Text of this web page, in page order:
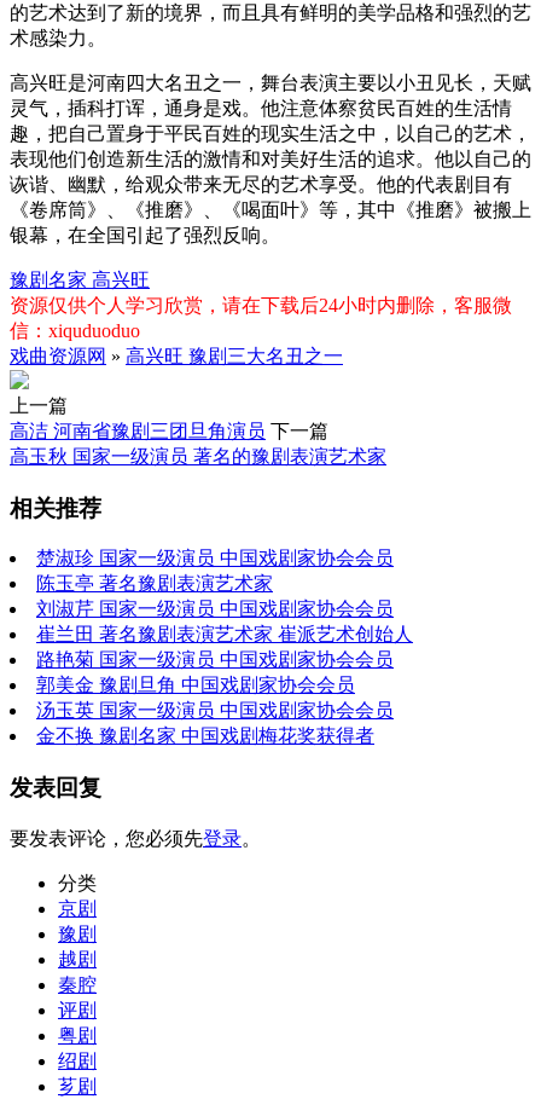
的艺术达到了新的境界，而且具有鲜明的美学品格和强烈的艺
术感染力。
高兴旺是河南四大名丑之一，舞台表演主要以小丑见长，天赋
灵气，插科打诨，通身是戏。他注意体察贫民百姓的生活情
趣，把自己置身于平民百姓的现实生活之中，以自己的艺术，
表现他们创造新生活的激情和对美好生活的追求。他以自己的
诙谐、幽默，给观众带来无尽的艺术享受。他的代表剧目有
《卷席筒》、《推磨》、《喝面叶》等，其中《推磨》被搬上
银幕，在全国引起了强烈反响。
豫剧名家 高兴旺
资源仅供个人学习欣赏，请在下载后24小时内删除，客服微
信：xiquduoduo
戏曲资源网 » 高兴旺 豫剧三大名丑之一
上一篇
高洁 河南省豫剧三团旦角演员 下一篇
高玉秋 国家一级演员 著名的豫剧表演艺术家
相关推荐
楚淑珍 国家一级演员 中国戏剧家协会会员
陈玉亭 著名豫剧表演艺术家
刘淑芹 国家一级演员 中国戏剧家协会会员
崔兰田 著名豫剧表演艺术家 崔派艺术创始人
路艳菊 国家一级演员 中国戏剧家协会会员
郭美金 豫剧旦角 中国戏剧家协会会员
汤玉英 国家一级演员 中国戏剧家协会会员
金不换 豫剧名家 中国戏剧梅花奖获得者
发表回复
要发表评论，您必须先登录。
分类
京剧
豫剧
越剧
秦腔
评剧
粤剧
绍剧
芗剧